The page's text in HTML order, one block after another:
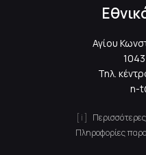
Αγίου
Τηλ.
n-
Πληροφορίες